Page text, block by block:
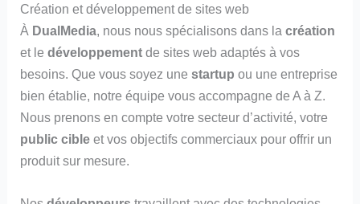
Création et développement de sites web
À DualMedia, nous nous spécialisons dans lacréation
et ledéveloppement de sites web adaptés à vos
besoins. Que vous soyez unestartup ou une entreprise
bien établie, notre équipe vous accompagne de A à Z.
Nous prenons en compte votre secteur d’activité, votre
public cible et vos objectifs commerciaux pour offrir un
produit sur mesure.